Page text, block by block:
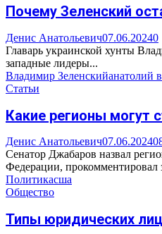
Почему Зеленский
Денис Анатольевич07.06.20240
Главарь украинской хунты
западные лидеры...
Владимир Зеленскийанатолий
Статьи
Какие регионы могут
Денис Анатольевич07.06.2024
Сенатор Джабаров назвал
Федерации, прокомментировал
Политикасша
Общество
Типы юридических